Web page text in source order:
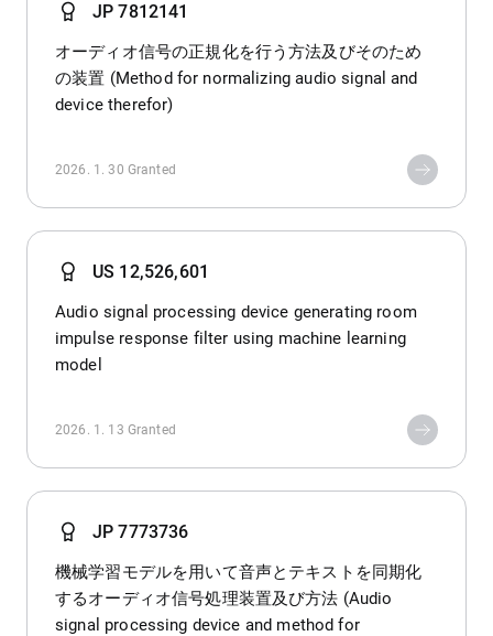
JP 7812141
オーディオ信号の正規化を行う方法及びそのため
の装置 (Method for normalizing audio signal and
device therefor)
2026. 1. 30 Granted
US 12,526,601
Audio signal processing device generating room
impulse response filter using machine learning
model
2026. 1. 13 Granted
JP 7773736
機械学習モデルを用いて音声とテキストを同期化
するオーディオ信号処理装置及び方法 (Audio
signal processing device and method for